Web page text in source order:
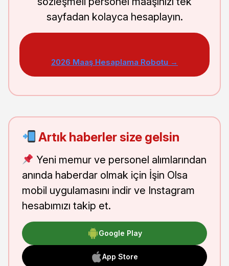
sayfadan kolayca hesaplayın.
2026 Maaş Hesaplama Robotu →
Artık haberler size gelsin
Yeni memur ve personel alımlarından
anında haberdar olmak için İşin Olsa
mobil uygulamasını indir ve Instagram
hesabımızı takip et.
Google Play
App Store